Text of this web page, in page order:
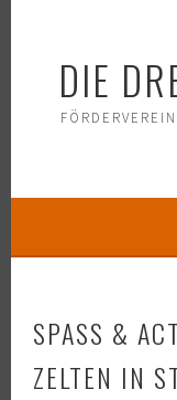
DIE
SPASS &
ELTEN IN